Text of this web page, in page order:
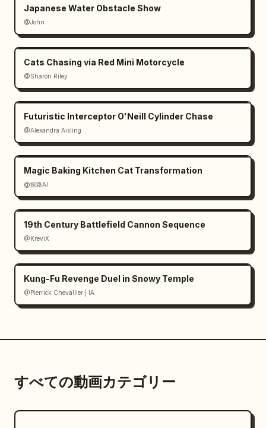
Japanese Water Obstacle Show
@John
Cats Chasing via Red Mini Motorcycle
@Sharon Riley
Futuristic Interceptor O'Neill Cylinder Chase
@Alexandra Aisling
Magic Baking Kitchen Cat Transformation
@探路AI
19th Century Battlefield Cannon Sequence
@KreviX
Kung-Fu Revenge Duel in Snowy Temple
@Pierrick Chevallier | IA
すべての動画カテゴリー